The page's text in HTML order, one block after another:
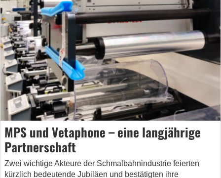
MPS und Vetaphone – eine langjährige
Partnerschaft
Zwei wichtige Akteure der Schmalbahnindustrie feierten
kürzlich bedeutende Jubiläen und bestätigten ihre